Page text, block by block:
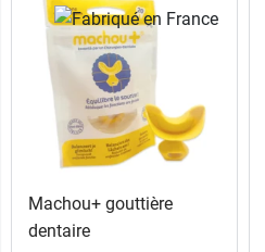
Machou+ gouttière
dentaire